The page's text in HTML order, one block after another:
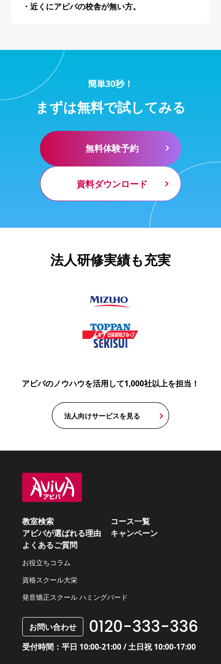
・近くにアビバの校舎が無い方。
簡単30秒！
まずは無料で試してみる
無料体験予約
資料ダウンロード
法人研修実績も充実
アビバのノウハウを活用して1,000社以上を担当！
法人向けサービスを見る
教室検索
コース一覧
アビバが選ばれる理由
キャンペーン
よくあるご質問
お役立ちコラム
資格スクール大栄
発音矯正スクール ハミングバード
お問い合わせ 0120-333-336
受付時間：平日 10:00-21:00 / 土日祝 10:00-17:00